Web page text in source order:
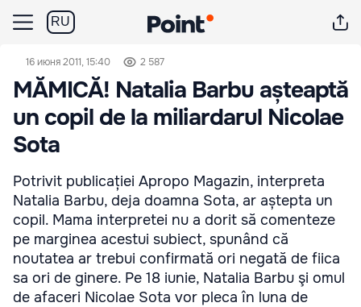
RU
16 июня 2011, 15:40 2 587
MĂMICĂ! Natalia Barbu așteaptă
un copil de la miliardarul Nicolae
Sota
Potrivit publicației Apropo Magazin, interpreta
Natalia Barbu, deja doamna Sota, ar aștepta un
copil. Mama interpretei nu a dorit să comenteze
pe marginea acestui subiect, spunând că
noutatea ar trebui confirmată ori negată de fiica
sa ori de ginere. Pe 18 iunie, Natalia Barbu şi omul
de afaceri Nicolae Sota vor pleca în luna de